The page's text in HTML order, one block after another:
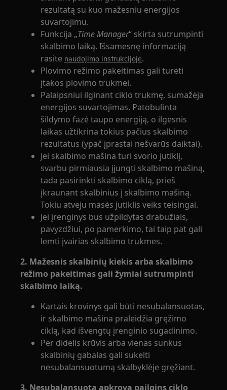
rezultatą su kuo mažesniu energijos
suvartojimu.
Funkcija „Time Manager“ skirta sutrumpinti
skalbimo laiką. Išsamesnę informaciją
rasite naudojimo instrukcijoje.
Plovimo režimo pakeitimas gali turėti
įtakos plovimo trukmei.
Palaipsniui ilginant ciklo trukmę, sumažėja
energijos suvartojimas. Patobulinta
šildymo fazė taupo energiją, o ilgesnis
laikas užtikrina tokius pačius skalbimo
rezultatus (ypač įprastai nešvarūs daiktai).
Jei skalbimo mašina turi svorio jutiklį,
svarbu pirmiausia įjungti skalbimo mašiną,
tada pasirinkti skalbimo ciklą, prieš
įkraunant skalbinius į skalbimo mašiną.
Tokiu atveju masės jutiklis veiks teisingai.
Jei įrenginys bus užpildytas drabužiais,
pavyzdžiui, po pamerkimo, tai taip pat gali
lemti įvairias skalbimo trukmes.
2. Mažesnis skalbinių kiekis arba skalbimo
režimo pakeitimas gali žymiai sutrumpinti
skalbimo laiką.
Kartais krovinys gali būti nesubalansuotas,
ir skalbimo mašina praleidžia gręžimo
ciklą, kad išvengtų įrenginio sugadinimo.
Per didelis krūvis arba vienas sunkus
skalbinių gabalas gali sukelti
nesubalansuotumą skalbyklėje gręžiant.
3. Nesubalansuota apkrova pailgins ciklo